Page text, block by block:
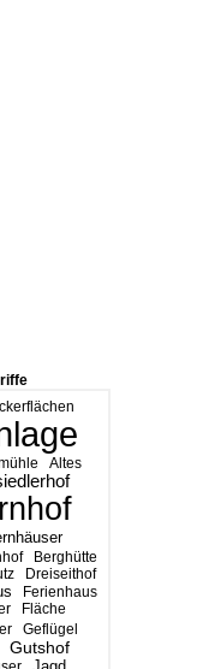
Altes
Berghütte
Dreiseithof
Ferienhaus
Fläche
Geflügel
Gutshof